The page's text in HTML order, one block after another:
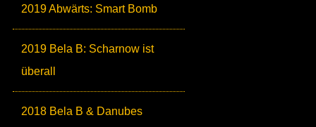
2019 Abwärts: Smart Bomb
2019 Bela B: Scharnow ist
überall
2018 Bela B & Danubes